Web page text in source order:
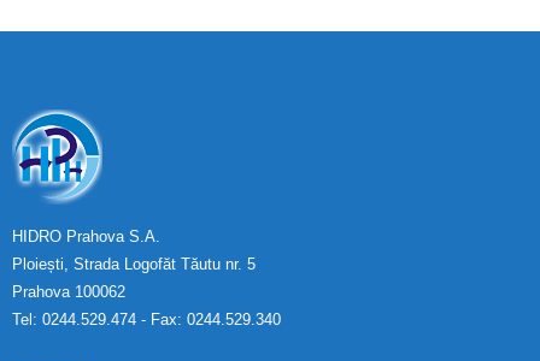
HIDRO Prahova S.A.
Ploiești, Strada Logofăt Tăutu nr. 5
Prahova 100062
Tel: 0244.529.474 - Fax: 0244.529.340